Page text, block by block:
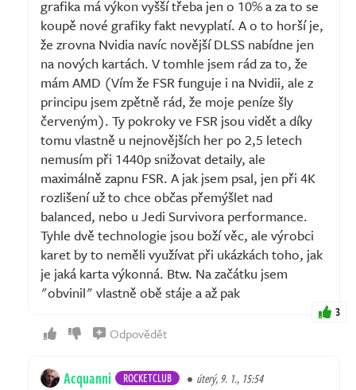
grafika má výkon vyšší třeba jen o 10% a za to se
koupě nové grafiky fakt nevyplatí. A o to horší je,
že zrovna Nvidia navíc novější DLSS nabídne jen
na nových kartách. V tomhle jsem rád za to, že
mám AMD (Vím že FSR funguje i na Nvidii, ale z
principu jsem zpětně rád, že moje peníze šly
červeným). Ty pokroky ve FSR jsou vidět a díky
tomu vlastně u nejnovějších her po 2,5 letech
nemusím při 1440p snižovat detaily, ale
maximálně zapnu FSR. A jak jsem psal, jen při 4K
rozlišení už to chce občas přemýšlet nad
balanced, nebo u Jedi Survivora performance.
Tyhle dvě technologie jsou boží věc, ale výrobci
karet by to neměli využívat při ukázkách toho, jak
je jaká karta výkonná. Btw. Na začátku jsem
"obvinil" vlastně obě stáje a až pak
3
Odpovědět
Acquanni ROCKETCLUB úterý, 9. 1., 15:54